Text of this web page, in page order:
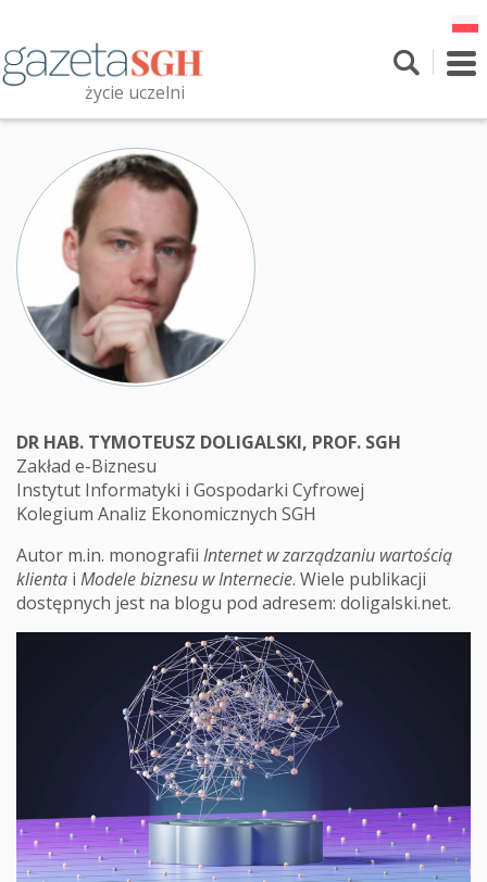
treści
życie uczelni
DR HAB. TYMOTEUSZ DOLIGALSKI, PROF. SGH
Zakład e-Biznesu
Instytut Informatyki i Gospodarki Cyfrowej
Kolegium Analiz Ekonomicznych SGH
Autor m.in. monografii Internet w zarządzaniu wartością
klienta i Modele biznesu w Internecie. Wiele publikacji
dostępnych jest na blogu pod adresem: doligalski.net.